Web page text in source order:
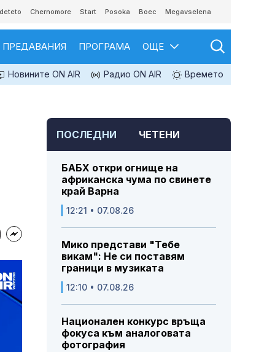
Chernomore Start Posoka Boec Megavselena
ПРЕДАВАНИЯ ПРОГРАМА ОЩЕ
Новините ON AIR Радио ON AIR Времето
ПОСЛЕДНИ ЧЕТЕНИ
БАБХ откри огнище на
африканска чума по свинете
край Варна
12:21 • 07.08.26
Мико представи "Тебе
викам": Не си поставям
граници в музиката
12:10 • 07.08.26
Национален конкурс връща
фокуса към аналоговата
фотография